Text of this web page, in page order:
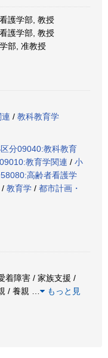
護学部, 教授
護学部, 教授
部, 准教授
/ 教科教育学
分09040:教科教育
教育学関連 / 小
高齢者看護学
/ 教育学 / 都市計画・
着障害 / 家族支援 /
/ 養親
もっと見